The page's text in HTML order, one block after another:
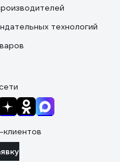
технологий